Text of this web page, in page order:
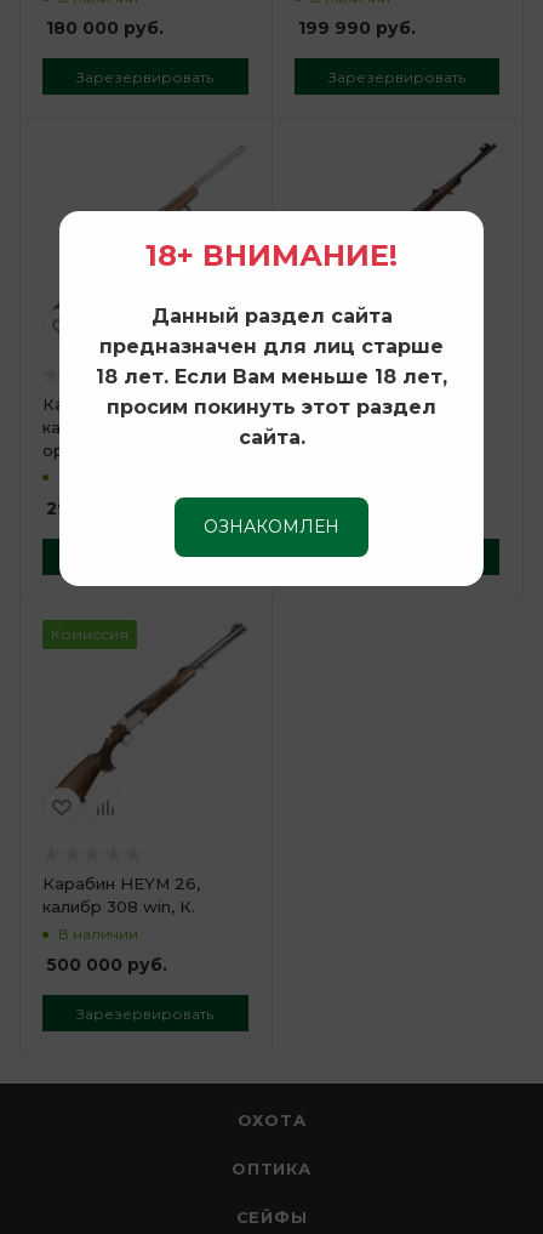
180 000 руб.
Зарезервировать
199 990 руб.
Зарезервировать
Карабин Атаман А-01
кал. 308 Win классик
орех (нерж.)
296 990
Зарезервировать
Карабин CZ 600 Lux
cal.308 Win, THR M15х1
306 990
Зарезервировать
Комиссия
Карабин HEYM 26,
калибр 308 win, К.
В наличии
500 000 руб.
Зарезервировать
ОХОТА
ОПТИКА
СЕЙФЫ
18+ ВНИМАНИЕ!
Данный раздел сайта
предназначен для лиц старше
18 лет. Если Вам меньше 18 лет,
просим покинуть этот раздел
сайта.
ОЗНАКОМЛЕН